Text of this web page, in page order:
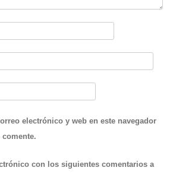
electrónico y web en este navegador
con los siguientes comentarios a